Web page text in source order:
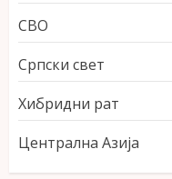
СВО
Српски свет
Хибридни рат
Централна Азија